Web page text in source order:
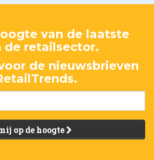
van de laatste
de retailsector.
de nieuwsbrieven
op de hoogte